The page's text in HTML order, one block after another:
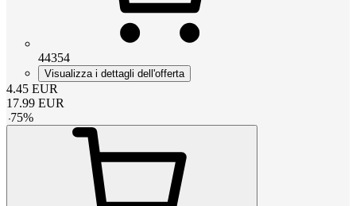
44354
Visualizza i dettagli dell'offerta
4.45 EUR
17.99 EUR
-75%